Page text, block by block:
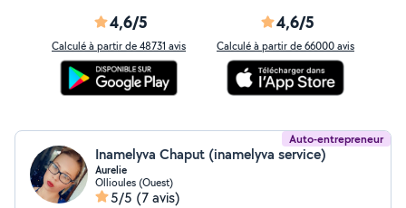
4,6/5
Calculé à partir de 48731 avis
4,6/5
Calculé à partir de 66000 avis
Auto-entrepreneur
Inamelyva Chaput (inamelyva service)
Aurelie
Ollioules (Ouest)
5/5 (7 avis)